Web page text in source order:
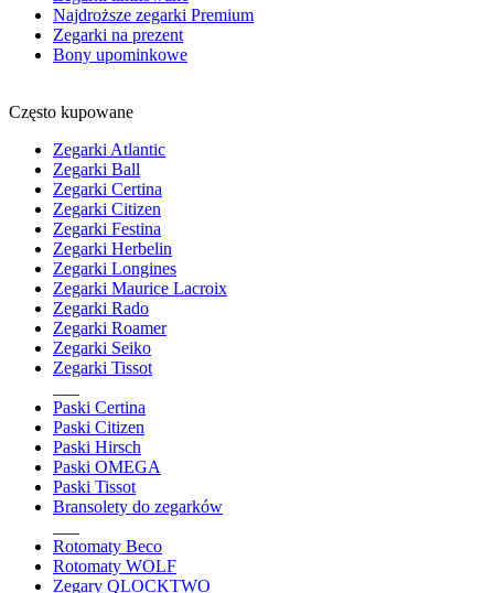
Najdroższe zegarki Premium
Zegarki na prezent
Bony upominkowe
Często kupowane
Zegarki Atlantic
Zegarki Ball
Zegarki Certina
Zegarki Citizen
Zegarki Festina
Zegarki Herbelin
Zegarki Longines
Zegarki Maurice Lacroix
Zegarki Rado
Zegarki Roamer
Zegarki Seiko
Zegarki Tissot
Paski Certina
Paski Citizen
Paski Hirsch
Paski OMEGA
Paski Tissot
Bransolety do zegarków
Rotomaty Beco
Rotomaty WOLF
Zegary QLOCKTWO